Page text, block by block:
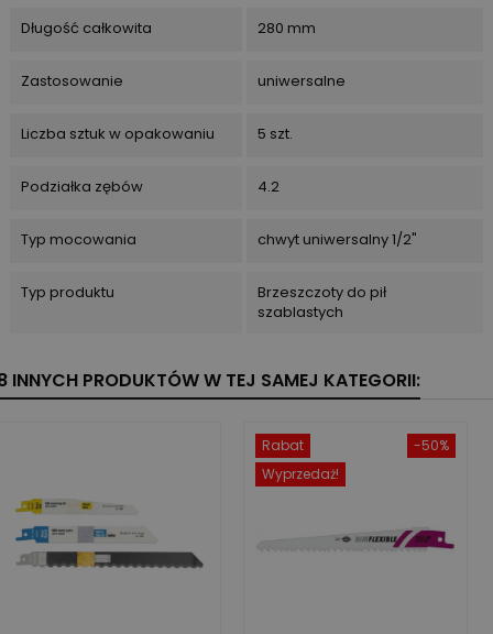
Długość całkowita 280 mm
Zastosowanie uniwersalne
Liczba sztuk w opakowaniu 5 szt.
Podziałka zębów 4.2
Typ mocowania chwyt uniwersalny 1/2"
Typ produktu
Brzeszczoty do pił
szablastych
INNYCH PRODUKTÓW W TEJ SAMEJ KATEGORII:
-50%
Rabat
Wyprzedaż!